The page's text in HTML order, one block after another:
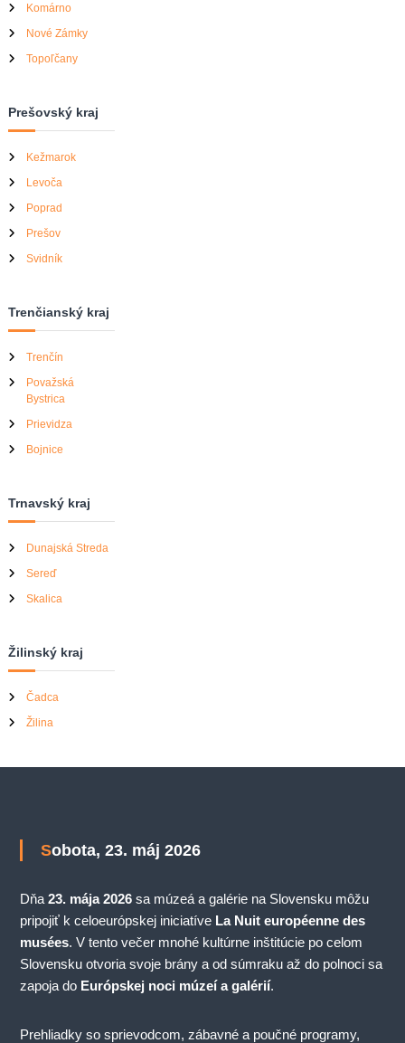
Komárno
Nové Zámky
Topoľčany
Prešovský kraj
Kežmarok
Levoča
Poprad
Prešov
Svidník
Trenčianský kraj
Trenčín
Považská
Bystrica
Prievidza
Bojnice
Trnavský kraj
Dunajská Streda
Sereď
Skalica
Žilinský kraj
Čadca
Žilina
Sobota, 23. máj 2026
Dňa 23. mája 2026sa múzeá a galérie na Slovensku môžu
pripojiť k celoeurópskej iniciatíve La Nuit européenne des
musées. V tento večer mnohé kultúrne inštitúcie po celom
Slovensku otvoria svoje brány a od súmraku až do polnoci sa
zapoja do Európskej noci múzeí a galérií.
Prehliadky so sprievodcom, zábavné a poučné programy,